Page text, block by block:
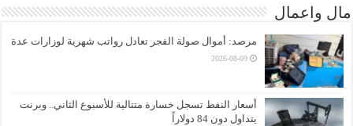
مال واعمال
مرصد: أموال صولة الفجر تعادل رواتب شهرية لوزارات عدة
2026-08-09
أسعار النفط تسجل خسارة متتالية للأسبوع الثاني.. وبرنت
يتداول دون 84 دولاراً